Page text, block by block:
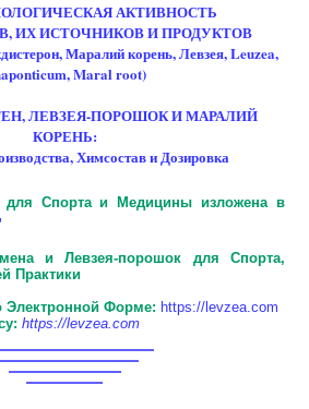
АКТИВНОСТЬ
ИХ ИСТОЧНИКОВ И ПРОДУКТОВ
Маралий корень, Левзея, Leuzea,
Maral root)
ЛЕВЗЕЯ-ПОРОШОК И МАРАЛИЙ
КОРЕНЬ:
Химсостав и Дозировка
Спорта и Медицины изложена в
и Левзея-порошок для Спорта,
Практики
Электронной Форме: https://levzea.com
https://levzea.com